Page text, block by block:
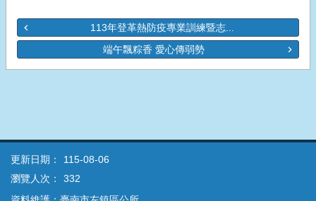
113年登革熱防疫專業訓練暨志...
端午飄粽香 愛心傳弱勢
更新日期：
115-08-06
瀏覽人次：
332